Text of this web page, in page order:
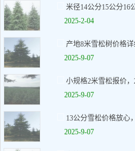
米径14公分15公分16
2025-2-04
产地8米雪松树价格
2025-9-07
小规格2米雪松报价
2025-9-07
13公分雪松价格放心
2025-9-07